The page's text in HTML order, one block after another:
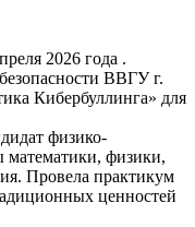
2026 года .
ВВГУ г.
Кибербуллинга» для
физико-
математики, физики,
Провела практикум
ценностей